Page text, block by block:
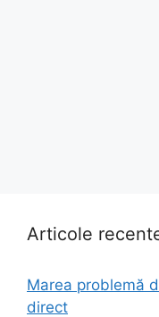
Articole
Marea problemă
direct